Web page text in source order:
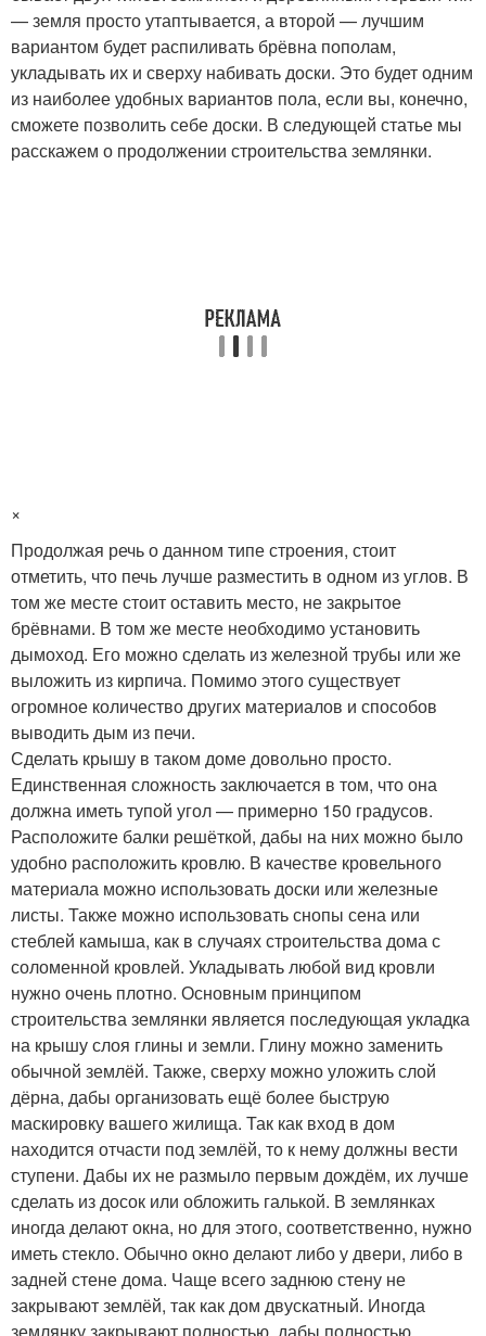
— земля просто утаптывается, а второй — лучшим
вариантом будет распиливать брёвна пополам,
укладывать их и сверху набивать доски. Это будет одним
из наиболее удобных вариантов пола, если вы, конечно,
сможете позволить себе доски. В следующей статье мы
расскажем о продолжении строительства землянки.
×
Продолжая речь о данном типе строения, стоит
отметить, что печь лучше разместить в одном из углов. В
том же месте стоит оставить место, не закрытое
брёвнами. В том же месте необходимо установить
дымоход. Его можно сделать из железной трубы или же
выложить из кирпича. Помимо этого существует
огромное количество других материалов и способов
выводить дым из печи.
Сделать крышу в таком доме довольно просто.
Единственная сложность заключается в том, что она
должна иметь тупой угол — примерно 150 градусов.
Расположите балки решёткой, дабы на них можно было
удобно расположить кровлю. В качестве кровельного
материала можно использовать доски или железные
листы. Также можно использовать снопы сена или
стеблей камыша, как в случаях строительства дома с
соломенной кровлей. Укладывать любой вид кровли
нужно очень плотно. Основным принципом
строительства землянки является последующая укладка
на крышу слоя глины и земли. Глину можно заменить
обычной землёй. Также, сверху можно уложить слой
дёрна, дабы организовать ещё более быструю
маскировку вашего жилища. Так как вход в дом
находится отчасти под землёй, то к нему должны вести
ступени. Дабы их не размыло первым дождём, их лучше
сделать из досок или обложить галькой. В землянках
иногда делают окна, но для этого, соответственно, нужно
иметь стекло. Обычно окно делают либо у двери, либо в
задней стене дома. Чаще всего заднюю стену не
закрывают землёй, так как дом двускатный. Иногда